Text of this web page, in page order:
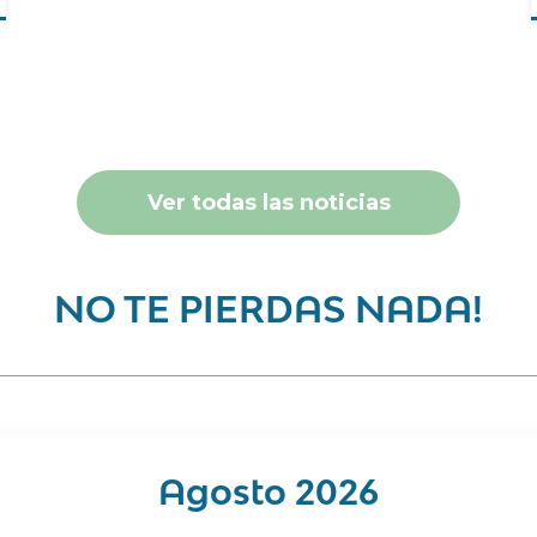
Ver todas las noticias
NO TE PIERDAS NADA!
Agosto 2026